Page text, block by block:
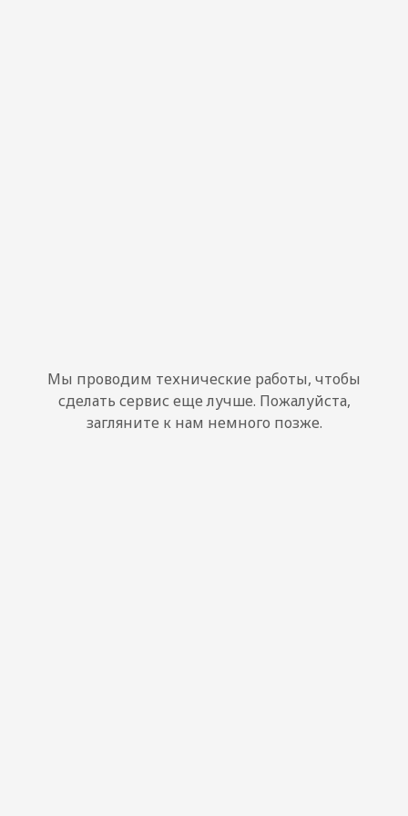
Мы проводим технические работы, чтобы
сделать сервис еще лучше. Пожалуйста,
загляните к нам немного позже.